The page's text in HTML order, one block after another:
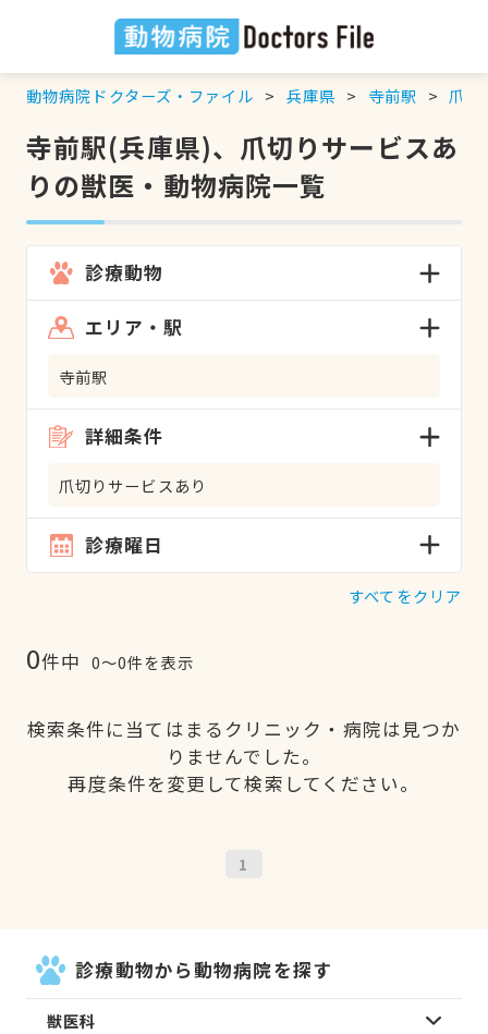
動物病院ドクターズ・ファイル 兵庫県 寺前駅 爪切
寺前駅(兵庫県)、爪切りサービスあ
りの獣医・動物病院一覧
診療動物
エリア・駅
寺前駅
詳細条件
爪切りサービスあり
診療曜日
すべてをクリア
0件中 0〜0件を表示
検索条件に当てはまるクリニック・病院は見つか
りませんでした。
再度条件を変更して検索してください。
1
診療動物から動物病院を探す
獣医科